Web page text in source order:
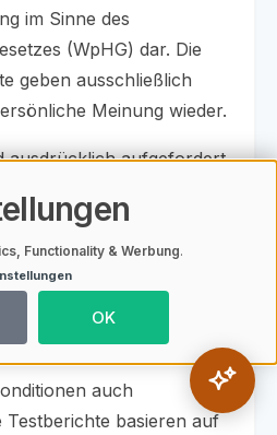
im Sinne des
(WpHG) dar. Die
geben ausschließlich
Meinung wieder.
ausdrücklich aufgefordert,
sich professionell und
lassen, bevor sie
treffen.
mit
und erhalten hierfür
auch
Testberichte basieren auf
Functionality & Werbung.
OK